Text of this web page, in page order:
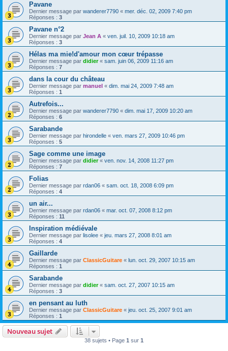
Pavane
Dernier message par wanderer7790 « mer. déc. 02, 2009 7:40 pm
Réponses : 3
Pavane n°2
Dernier message par Jean A « ven. juil. 10, 2009 10:18 am
Réponses : 3
Hélas ma mie!d'amour mon cœur trépasse
Dernier message par didier« sam. juin 06, 2009 11:16 am
Réponses : 7
dans la cour du château
Dernier message par manuel « dim. mai 24, 2009 7:48 am
Réponses : 1
Autrefois...
Dernier message par wanderer7790 « dim. mai 17, 2009 10:20 am
Réponses : 6
Sarabande
Dernier message par hirondelle « ven. mars 27, 2009 10:46 pm
Réponses : 5
Sage comme une image
Dernier message par didier« ven. nov. 14, 2008 11:27 pm
Réponses : 7
Folias
Dernier message par rdan06 « sam. oct. 18, 2008 6:09 pm
Réponses : 4
un air...
Dernier message par rdan06 « mar. oct. 07, 2008 8:12 pm
Réponses : 11
Inspiration médiévale
Dernier message par lisolee « jeu. mars 27, 2008 8:01 am
Réponses : 4
Gaillarde
Dernier message par ClassicGuitare « lun. oct. 29, 2007 10:15 am
Réponses : 1
Sarabande
Dernier message par didier« sam. oct. 27, 2007 10:15 am
Réponses : 3
en pensant au luth
Dernier message par ClassicGuitare « jeu. oct. 25, 2007 9:01 am
Réponses : 1
Nouveau sujet
38 sujets • Page 1 sur 1